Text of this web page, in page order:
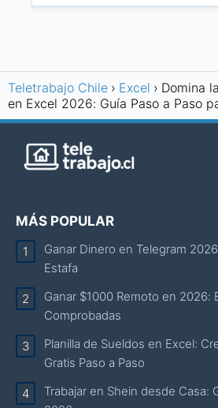
Teletrabajo Chile Excel
Domina
en Excel 2026: Guía Paso a Paso
MÁS POPULAR
Ganar Dinero en Telegram
Estafa
Ganar $1000 Remoto en 2026:
Comprobadas
Planilla de Sueldos en Excel:
Gratis Paso a Paso
Trabajar en Shein desde Casa: